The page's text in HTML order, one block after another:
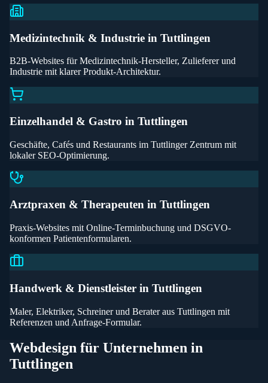
Medizintechnik & Industrie in Tuttlingen
B2B-Websites für Medizintechnik-Hersteller, Zulieferer und
Industrie mit klarer Produkt-Architektur.
Einzelhandel & Gastro in Tuttlingen
Geschäfte, Cafés und Restaurants im Tuttlinger Zentrum mit
lokaler SEO-Optimierung.
Arztpraxen & Therapeuten in Tuttlingen
Praxis-Websites mit Online-Terminbuchung und DSGVO-
konformen Patientenformularen.
Handwerk & Dienstleister in Tuttlingen
Maler, Elektriker, Schreiner und Berater aus Tuttlingen mit
Referenzen und Anfrage-Formular.
Webdesign für Unternehmen in
Tuttlingen